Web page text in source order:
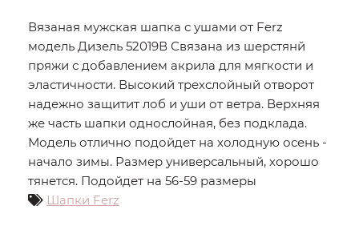
Вязаная мужская шапка с ушами от Ferz
модель Дизель 52019В Связана из шерстянй
пряжи с добавлением акрила для мягкости и
эластичности. Высокий трехслойный отворот
надежно защитит лоб и уши от ветра. Верхняя
же часть шапки однослойная, без подклада.
Модель отлично подойдет на холодную осень -
начало зимы. Размер универсальный, хорошо
тянется. Подойдет на 56-59 размеры
Шапки Ferz